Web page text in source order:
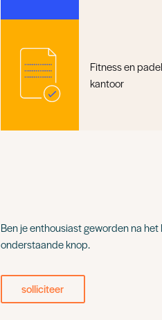
Fitness en
kantoor
Ben je enthousiast geworden na
onderstaande knop.
solliciteer